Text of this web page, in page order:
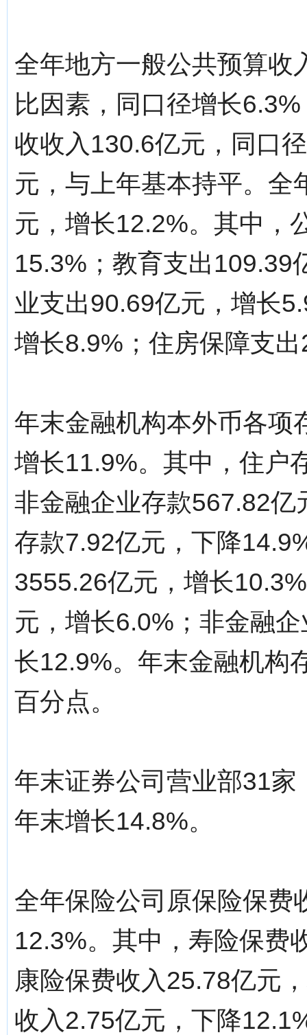
全年地方一般公共预算收
比因素，同口径增长
收收入130.6亿元，同口
元，与上年基本持平。全
元，增长12.2%。其中，
15.3%；教育支出109.39
业支出90.69亿元，增长
增长8.9%；住房保障支
年末金融机构本外币各项
增长11.9%。其中，住户
非金融企业存款567.82
存款7.92亿元，下降
3555.26亿元，增长
元，增长6.0%；非金融
长12.9%。年末金融机构
百分点。
年末证券公司营业部31
年末增长14.8%。
全年保险公司原保险保费
12.3%。其中，寿险保费
康险保费收入25.78亿元
收入2.75亿元，下降